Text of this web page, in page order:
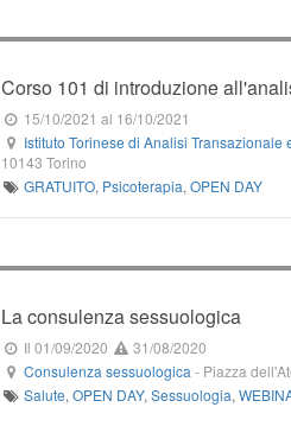
Corso 101 di introduzione
15/10/2021 al 16/10/2021
Istituto Torinese di Analisi Transazionale
10143 Torino
GRATUITO, Psicoterapia, OPEN DAY
La consulenza sessuologica
Il 01/09/2020
31/08/2020
Consulenza sessuologica - Piazza
Salute, OPEN DAY, Sessuologia,